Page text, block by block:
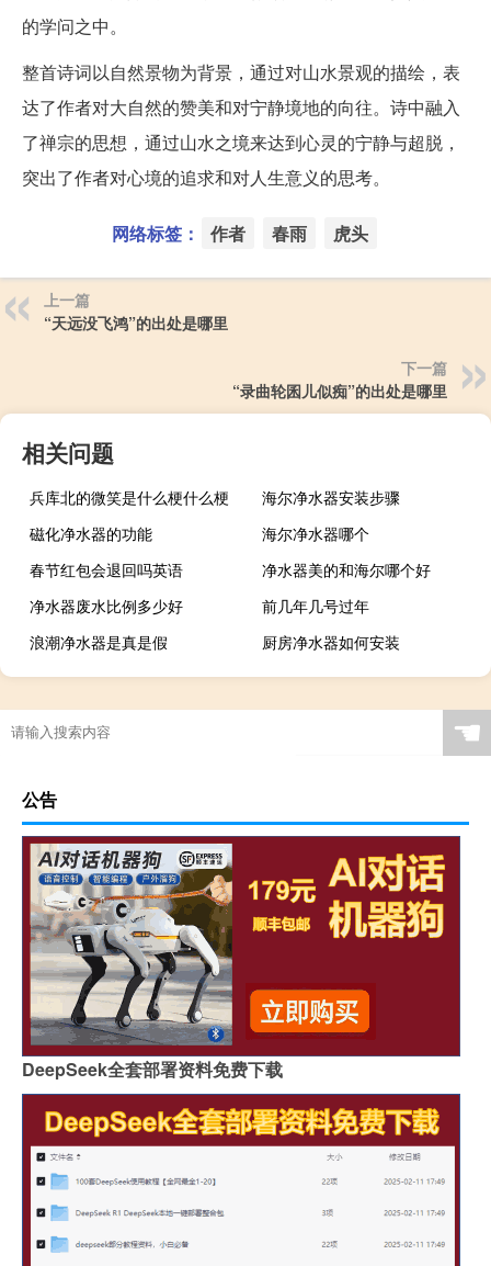
的学问之中。
整首诗词以自然景物为背景，通过对山水景观的描绘，表
达了作者对大自然的赞美和对宁静境地的向往。诗中融入
了禅宗的思想，通过山水之境来达到心灵的宁静与超脱，
突出了作者对心境的追求和对人生意义的思考。
网络标签： 作者 春雨 虎头
上一篇
“天远没飞鸿”的出处是哪里
下一篇
“录曲轮囷儿似痴”的出处是哪里
相关问题
兵库北的微笑是什么梗什么梗
海尔净水器安装步骤
磁化净水器的功能
海尔净水器哪个
春节红包会退回吗英语
净水器美的和海尔哪个好
净水器废水比例多少好
前几年几号过年
浪潮净水器是真是假
厨房净水器如何安装
☚
公告
DeepSeek全套部署资料免费下载